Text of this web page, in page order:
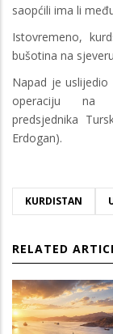
saopćili ima li
Istovremeno,
bušotina na
Napad je
operaciju na
predsjednika
Erdogan).
KURDISTAN
RELATED